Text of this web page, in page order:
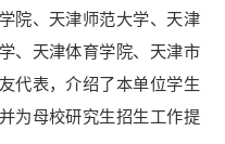
院、天津师范大学、天津
、天津体育学院、天津市
代表，介绍了本单位学生
为母校研究生招生工作提